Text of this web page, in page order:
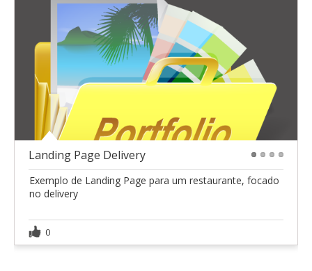
Landing Page Delivery
Exemplo de Landing Page para um restaurante, focado
no delivery
0